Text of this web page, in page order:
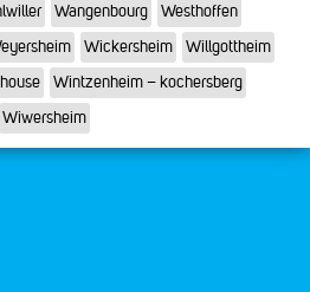
Wangenbourg
Westhoffen
Wickersheim
Willgottheim
Wintzenheim – kochersberg
Wiwersheim